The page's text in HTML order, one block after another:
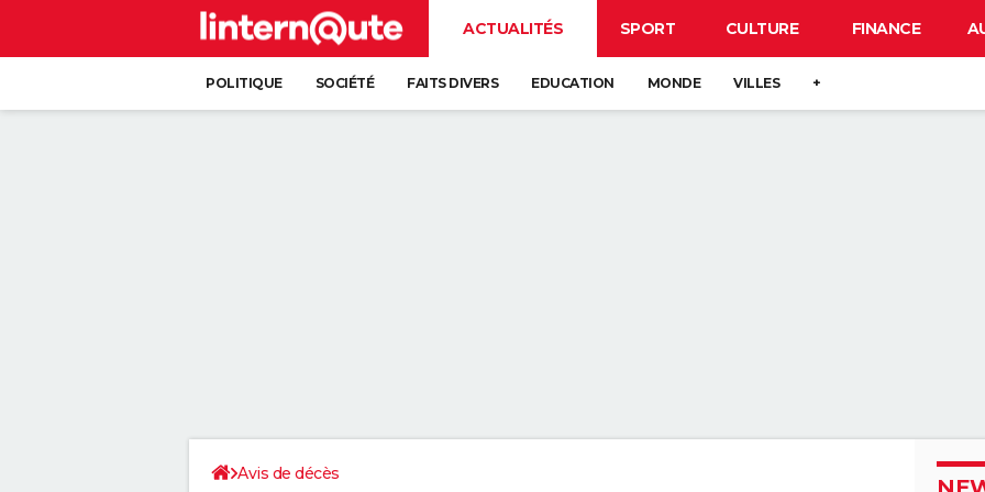
ACTUALITÉS SPORT CULTURE FINANCE
POLITIQUE SOCIÉTÉ FAITS DIVERS EDUCATION MONDE VILLES +
Avis de décès